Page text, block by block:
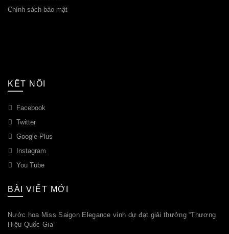
Chính sách bảo mật
KẾT NỐI
Facebook
Twitter
Google Plus
Instagram
You Tube
BÀI VIẾT MỚI
Nước hoa Miss Saigon Elegance vinh dự đạt giải thưởng “Thương
Hiệu Quốc Gia”